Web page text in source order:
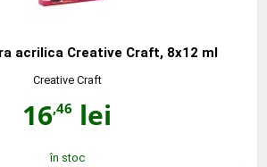
acrilica Creative Craft, 8x12 ml
Creative Craft
16,46 lei
în stoc